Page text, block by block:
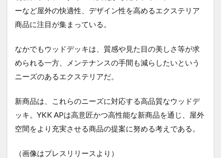
ーなど屋外の快適性、デザイン性を高めるエクステリア
商品に注目が集まっている。
なかでもウッドデッキは、質感や見た目の美しさ等が求
められる一方、メンテナンスの手間も減らしたいという
ニーズのあるエクステリアだ。
新商品は、これらのニーズに対応する高品質なウッドデ
ッキ。YKK APは高意匠かつ高性能な新商品を通じ、屋外
空間をより充実させる商品の提案に努める考えである。
（画像はプレスリリースより）